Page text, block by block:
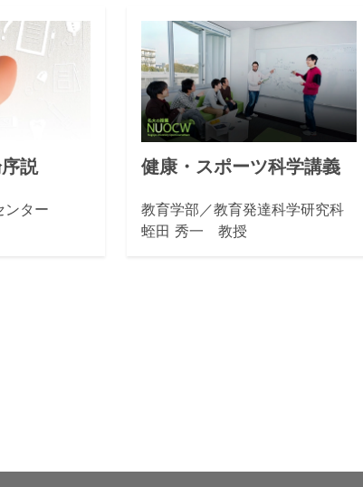
説
ンター
健康・スポーツ科学講義
教育学部／教育発達科学研究科
蛭田 秀一 教授